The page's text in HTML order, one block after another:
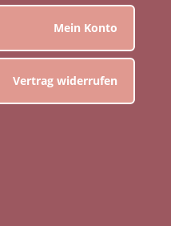
Mein Konto
Vertrag widerrufen